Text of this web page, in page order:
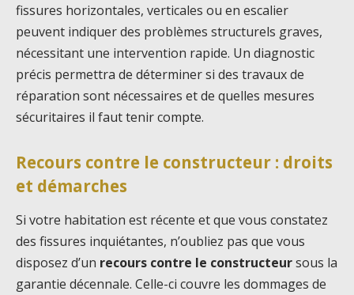
fissures horizontales, verticales ou en escalier
peuvent indiquer des problèmes structurels graves,
nécessitant une intervention rapide. Un diagnostic
précis permettra de déterminer si des travaux de
réparation sont nécessaires et de quelles mesures
sécuritaires il faut tenir compte.
Recours contre le constructeur : droits
et démarches
Si votre habitation est récente et que vous constatez
des fissures inquiétantes, n’oubliez pas que vous
disposez d’un recours contre le constructeursous la
garantie décennale. Celle-ci couvre les dommages de